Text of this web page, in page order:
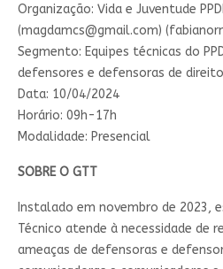
Organização: Vida e Juventude
(magdamcs@gmail.com) (
Segmento: Equipes técnicas do
defensores e defensoras de
Data: 10/04/2024
Horário: 09h-17h
Modalidade: Presencial
SOBRE O GTT
Instalado em novembro de 2023,
Técnico atende à necessidade de
ameaças de defensoras e